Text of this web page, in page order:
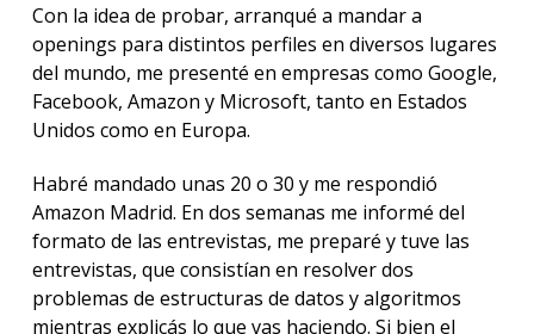
Con la idea de probar, arranqué a mandar a
openings para distintos perfiles en diversos lugares
del mundo, me presenté en empresas como Google,
Facebook, Amazon y Microsoft, tanto en Estados
Unidos como en Europa.
Habré mandado unas 20 o 30 y me respondió
Amazon Madrid. En dos semanas me informé del
formato de las entrevistas, me preparé y tuve las
entrevistas, que consistían en resolver dos
problemas de estructuras de datos y algoritmos
mientras explicás lo que vas haciendo. Si bien el